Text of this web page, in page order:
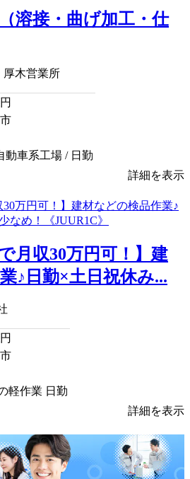
溶接・曲げ加工・仕
厚木営業所
円
動車系工場 / 日勤
詳細を表示
月収30万円可！】建
♪日勤×土日祝休み...
円
軽作業 日勤
詳細を表示